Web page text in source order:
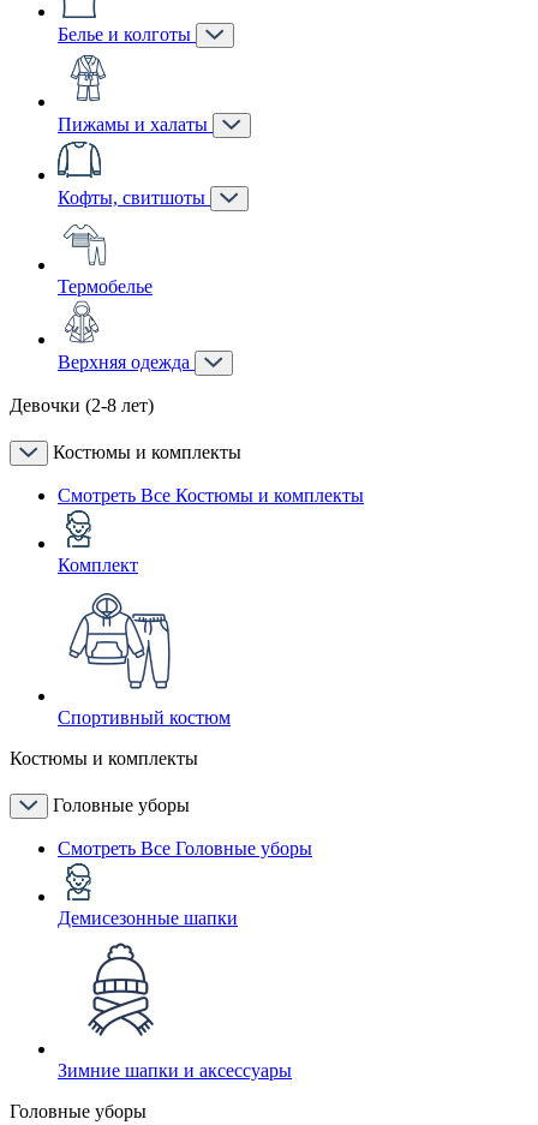
Белье и колготы
Пижамы и халаты
Кофты, свитшоты
Термобелье
Верхняя одежда
Девочки (2-8 лет)
Костюмы и комплекты
Смотреть Все Костюмы и комплекты
Комплект
Спортивный костюм
Костюмы и комплекты
Головные уборы
Смотреть Все Головные уборы
Демисезонные шапки
Зимние шапки и аксессуары
Головные уборы